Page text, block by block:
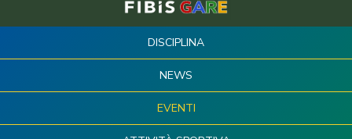
DISCIPLINA
NEWS
EVENTI